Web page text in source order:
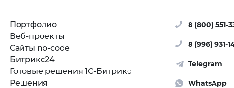
Портфолио
Веб-проекты
Сайты no-code
Битрикс24
Готовые решения 1С-Битрикс
Решения
8 (800) 551-
8 (996) 931-
Telegram
WhatsApp